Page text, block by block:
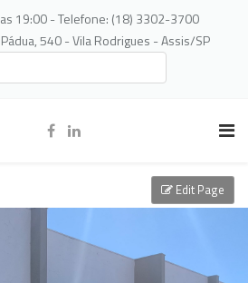
19:00 - Telefone: (18) 3302-3700
540 - Vila Rodrigues - Assis/SP
Edit Page